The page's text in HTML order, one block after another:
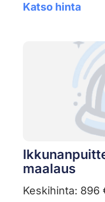
Katso hinta
maalaus
Keskihinta: 896